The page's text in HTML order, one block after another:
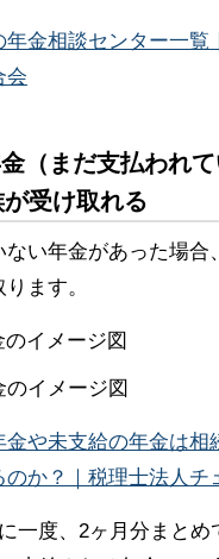
年金相談センター一覧
会
（まだ支払われ
受け取れる
ない年金があった場合
ます。
イメージ図
金や未支給の年金は相
のか？｜税理士法人チ
一度、2ヶ月分まとめ